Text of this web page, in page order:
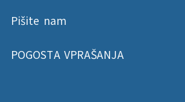
Pišite nam
POGOSTA VPRAŠANJA